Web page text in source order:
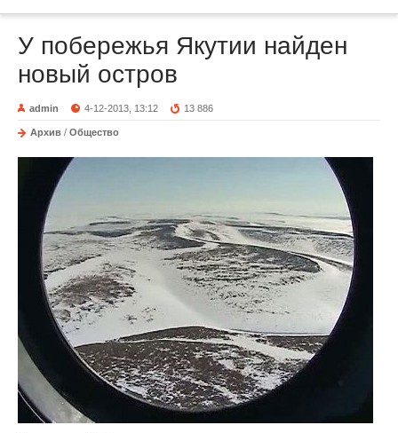
У побережья Якутии найден
новый остров
admin 4-12-2013, 13:12 13 886
Архив / Общество